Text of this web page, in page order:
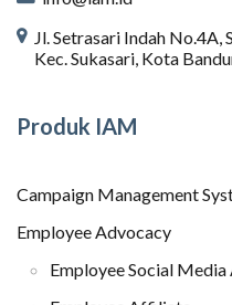
Jl. Setrasari Indah No.4A,
Kec. Sukasari, Kota
Produk IAM
Campaign Management
Employee Advocacy
Employee Social